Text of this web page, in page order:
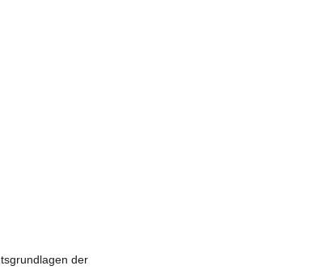
der